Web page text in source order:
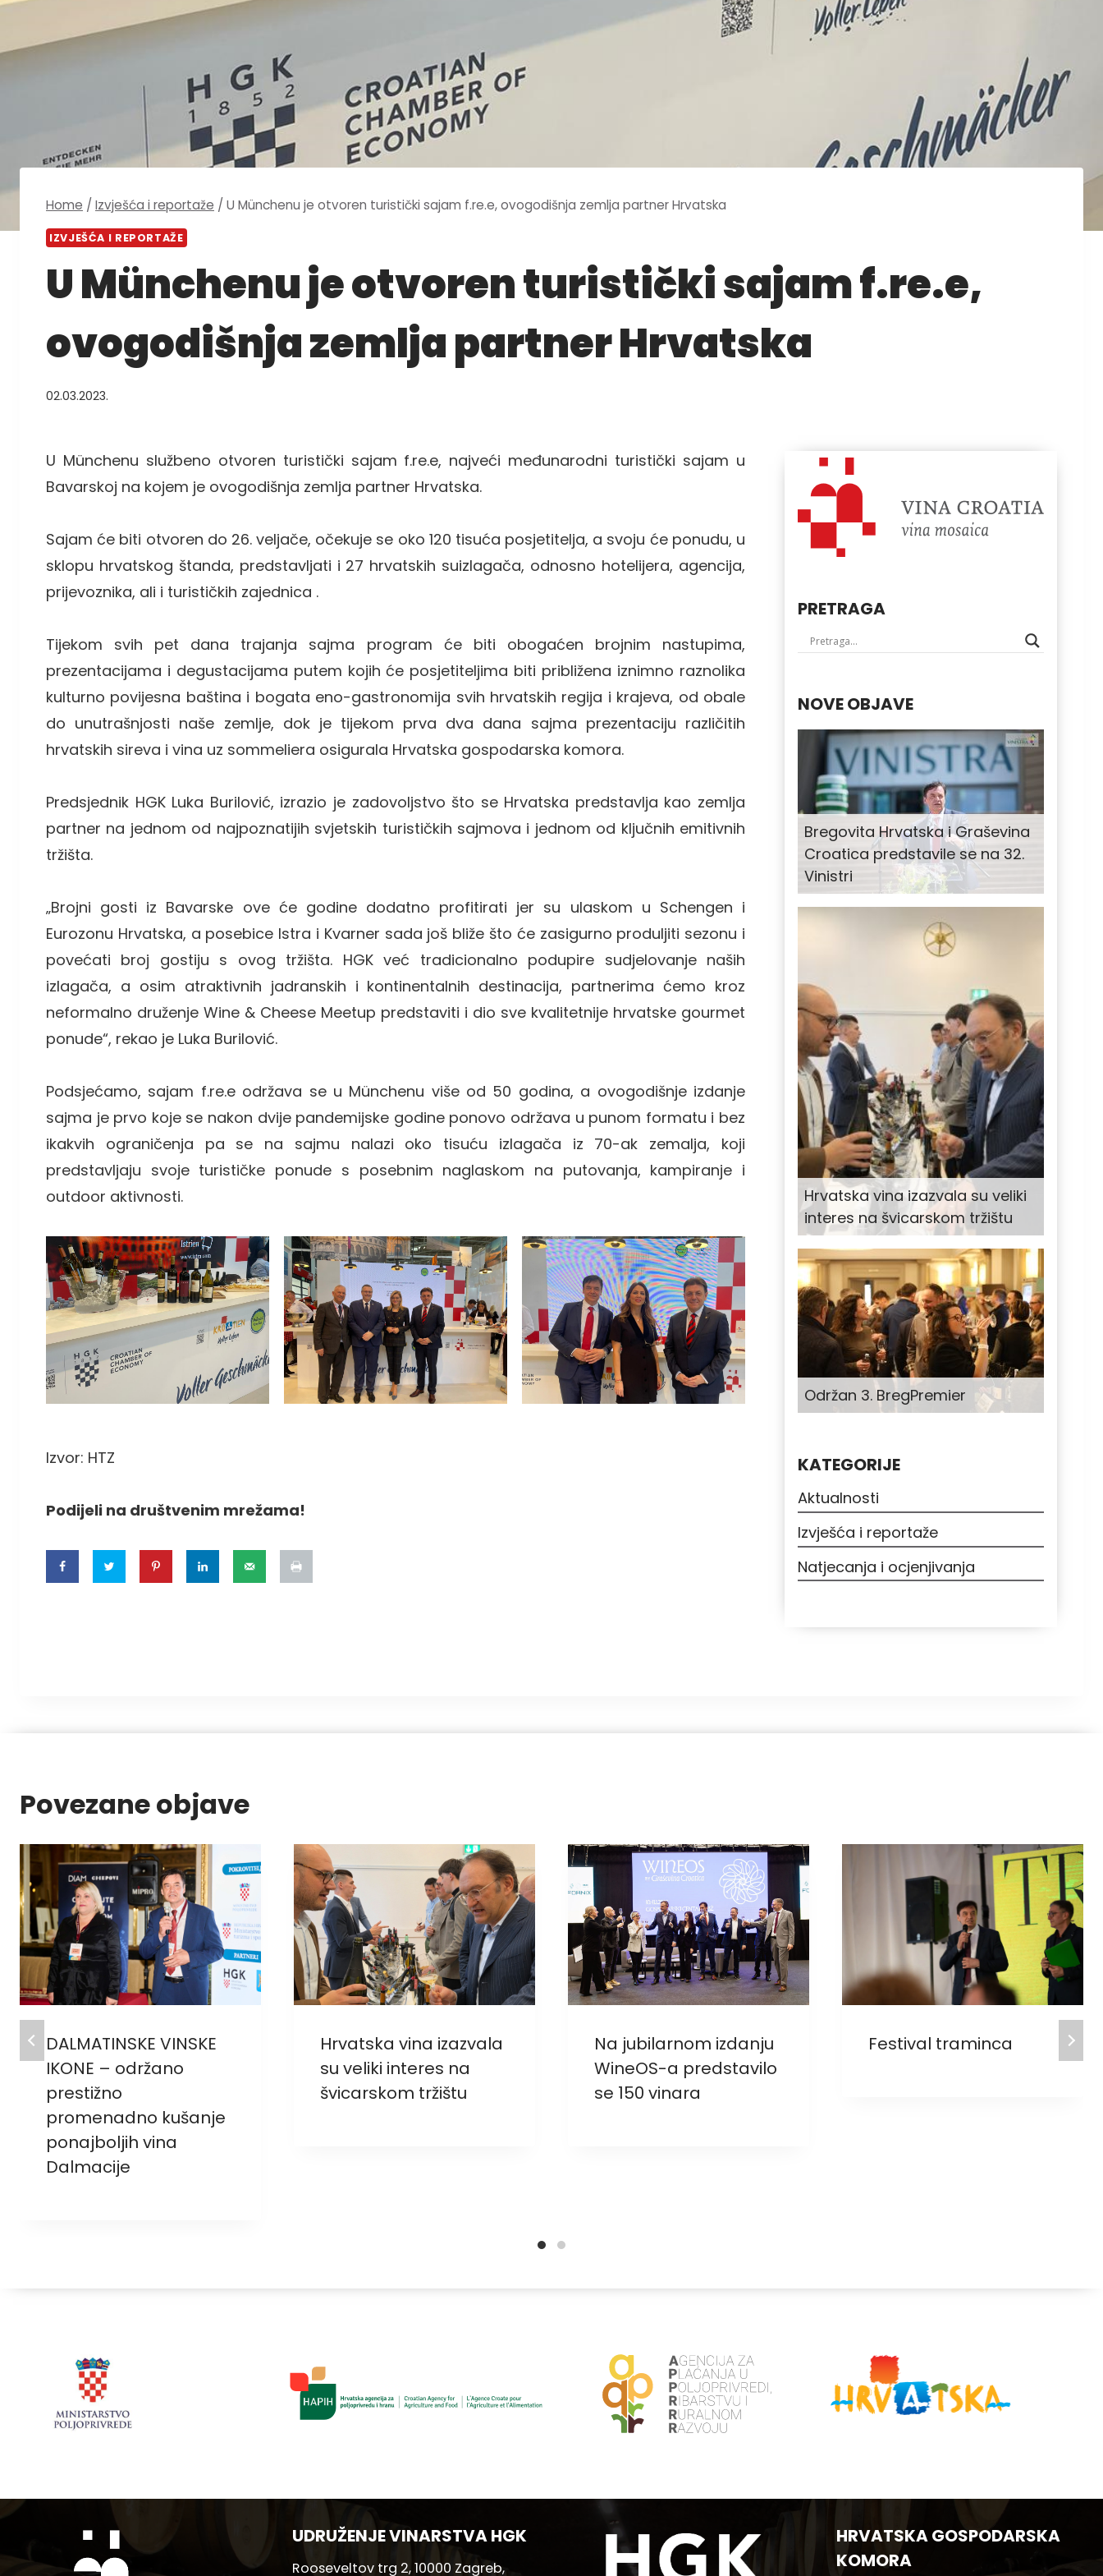
Home / Izvješća i reportaže / U Münchenu je otvoren turistički sajam f.re.e, ovogodišnja zemlja partner Hrvatska
IZVJEŠĆA I REPORTAŽE
U Münchenu je otvoren turistički sajam f.re.e,
ovogodišnja zemlja partner Hrvatska
02.03.2023.
U Münchenu službeno otvoren turistički sajam f.re.e, najveći međunarodni turistički sajam u
Bavarskoj na kojem je ovogodišnja zemlja partner Hrvatska.
Sajam će biti otvoren do 26. veljače, očekuje se oko 120 tisuća posjetitelja, a svoju će ponudu, u
sklopu hrvatskog štanda, predstavljati i 27 hrvatskih suizlagača, odnosno hotelijera, agencija,
prijevoznika, ali i turističkih zajednica .
Tijekom svih pet dana trajanja sajma program će biti obogaćen brojnim nastupima,
prezentacijama i degustacijama putem kojih će posjetiteljima biti približena iznimno raznolika
kulturno povijesna baština i bogata eno-gastronomija svih hrvatskih regija i krajeva, od obale
do unutrašnjosti naše zemlje, dok je tijekom prva dva dana sajma prezentaciju različitih
hrvatskih sireva i vina uz sommeliera osigurala Hrvatska gospodarska komora.
Predsjednik HGK Luka Burilović, izrazio je zadovoljstvo što se Hrvatska predstavlja kao zemlja
partner na jednom od najpoznatijih svjetskih turističkih sajmova i jednom od ključnih emitivnih
tržišta.
„Brojni gosti iz Bavarske ove će godine dodatno profitirati jer su ulaskom u Schengen i
Eurozonu Hrvatska, a posebice Istra i Kvarner sada još bliže što će zasigurno produljiti sezonu i
povećati broj gostiju s ovog tržišta. HGK već tradicionalno podupire sudjelovanje naših
izlagača, a osim atraktivnih jadranskih i kontinentalnih destinacija, partnerima ćemo kroz
neformalno druženje Wine & Cheese Meetup predstaviti i dio sve kvalitetnije hrvatske gourmet
ponude“, rekao je Luka Burilović.
Podsjećamo, sajam f.re.e održava se u Münchenu više od 50 godina, a ovogodišnje izdanje
sajma je prvo koje se nakon dvije pandemijske godine ponovo održava u punom formatu i bez
ikakvih ograničenja pa se na sajmu nalazi oko tisuću izlagača iz 70-ak zemalja, koji
predstavljaju svoje turističke ponude s posebnim naglaskom na putovanja, kampiranje i
outdoor aktivnosti.
Izvor: HTZ
Podijeli na društvenim mrežama!
PRETRAGA
NOVE OBJAVE
Bregovita Hrvatska i Graševina
Croatica predstavile se na 32.
Vinistri
Hrvatska vina izazvala su veliki
interes na švicarskom tržištu
Održan 3. BregPremier
KATEGORIJE
Aktualnosti
Izvješća i reportaže
Natjecanja i ocjenjivanja
Povezane objave
DALMATINSKE VINSKE
IKONE – održano
prestižno
promenadno kušanje
ponajboljih vina
Dalmacije
Hrvatska vina izazvala
su veliki interes na
švicarskom tržištu
Na jubilarnom izdanju
WineOS-a predstavilo
se 150 vinara
Festival traminca
UDRUŽENJE VINARSTVA HGK
Rooseveltov trg 2, 10000 Zagreb,
HRVATSKA GOSPODARSKA
KOMORA